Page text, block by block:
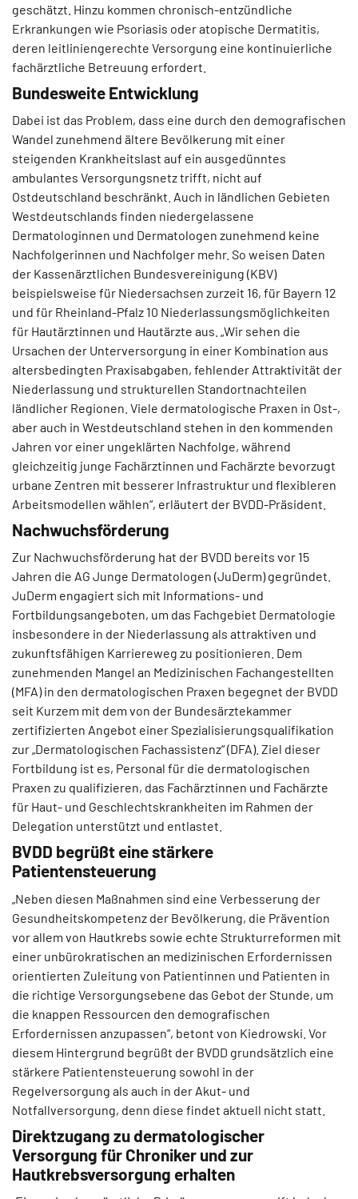
geschätzt. Hinzu kommen chronisch-entzündliche
Erkrankungen wie Psoriasis oder atopische Dermatitis,
deren leitliniengerechte Versorgung eine kontinuierliche
fachärztliche Betreuung erfordert.
Bundesweite Entwicklung
Dabei ist das Problem, dass eine durch den demografischen
Wandel zunehmend ältere Bevölkerung mit einer
steigenden Krankheitslast auf ein ausgedünntes
ambulantes Versorgungsnetz trifft, nicht auf
Ostdeutschland beschränkt. Auch in ländlichen Gebieten
Westdeutschlands finden niedergelassene
Dermatologinnen und Dermatologen zunehmend keine
Nachfolgerinnen und Nachfolger mehr. So weisen Daten
der Kassenärztlichen Bundesvereinigung (KBV)
beispielsweise für Niedersachsen zurzeit 16, für Bayern 12
und für Rheinland-Pfalz 10 Niederlassungsmöglichkeiten
für Hautärztinnen und Hautärzte aus. „Wir sehen die
Ursachen der Unterversorgung in einer Kombination aus
altersbedingten Praxisabgaben, fehlender Attraktivität der
Niederlassung und strukturellen Standortnachteilen
ländlicher Regionen. Viele dermatologische Praxen in Ost-,
aber auch in Westdeutschland stehen in den kommenden
Jahren vor einer ungeklärten Nachfolge, während
gleichzeitig junge Fachärztinnen und Fachärzte bevorzugt
urbane Zentren mit besserer Infrastruktur und flexibleren
Arbeitsmodellen wählen“, erläutert der BVDD-Präsident.
Nachwuchsförderung
Zur Nachwuchsförderung hat der BVDD bereits vor 15
Jahren die AG Junge Dermatologen (JuDerm) gegründet.
JuDerm engagiert sich mit Informations- und
Fortbildungsangeboten, um das Fachgebiet Dermatologie
insbesondere in der Niederlassung als attraktiven und
zukunftsfähigen Karriereweg zu positionieren. Dem
zunehmenden Mangel an Medizinischen Fachangestellten
(MFA) in den dermatologischen Praxen begegnet der BVDD
seit Kurzem mit dem von der Bundesärztekammer
zertifizierten Angebot einer Spezialisierungsqualifikation
zur „Dermatologischen Fachassistenz“ (DFA). Ziel dieser
Fortbildung ist es, Personal für die dermatologischen
Praxen zu qualifizieren, das Fachärztinnen und Fachärzte
für Haut- und Geschlechtskrankheiten im Rahmen der
Delegation unterstützt und entlastet.
BVDD begrüßt eine stärkere
Patientensteuerung
„Neben diesen Maßnahmen sind eine Verbesserung der
Gesundheitskompetenz der Bevölkerung, die Prävention
vor allem von Hautkrebs sowie echte Strukturreformen mit
einer unbürokratischen an medizinischen Erfordernissen
orientierten Zuleitung von Patientinnen und Patienten in
die richtige Versorgungsebene das Gebot der Stunde, um
die knappen Ressourcen den demografischen
Erfordernissen anzupassen“, betont von Kiedrowski. Vor
diesem Hintergrund begrüßt der BVDD grundsätzlich eine
stärkere Patientensteuerung sowohl in der
Regelversorgung als auch in der Akut- und
Notfallversorgung, denn diese findet aktuell nicht statt.
Direktzugang zu dermatologischer
Versorgung für Chroniker und zur
Hautkrebsversorgung erhalten